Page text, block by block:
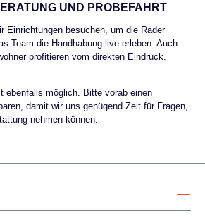
UND PROBEFAHRT
Einrichtungen besuchen, um die Räder
Team die Handhabung live erleben. Auch
profitieren vom direkten Eindruck.
ebenfalls möglich. Bitte vorab einen
damit wir uns genügend Zeit für Fragen,
nehmen können.